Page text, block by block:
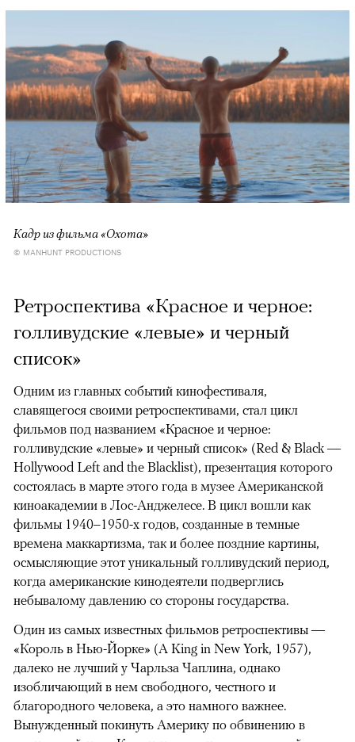
Кадр из фильма «Охота»
© MANHUNT PRODUCTIONS
Ретроспектива «Красное и черное:
голливудские «левые» и черный
список»
Одним из главных событий кинофестиваля,
славящегося своими ретроспективами, стал цикл
фильмов под названием «Красное и черное:
голливудские «левые» и черный список» (Red & Black —
Hollywood Left and the Blacklist), презентация которого
состоялась в марте этого года в музее Американской
киноакадемии в Лос-Анджелесе. В цикл вошли как
фильмы 1940–1950-х годов, созданные в темные
времена маккартизма, так и более поздние картины,
осмысляющие этот уникальный голливудский период,
когда американские кинодеятели подверглись
небывалому давлению со стороны государства.
Один из самых известных фильмов ретроспективы —
«Король в Нью-Йорке» (A King in New York, 1957),
далеко не лучший у Чарльза Чаплина, однако
изобличающий в нем свободного, честного и
благородного человека, а это намного важнее.
Вынужденный покинуть Америку по обвинению в